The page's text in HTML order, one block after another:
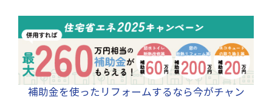
補助金を使ったリフォームするなら今がチャン